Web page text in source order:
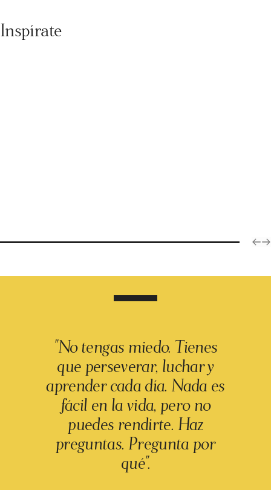
Inspírate
"No tengas miedo. Tienes
que perseverar, luchar y
aprender cada día. Nada es
fácil en la vida, pero no
puedes rendirte. Haz
preguntas. Pregunta por
qué".